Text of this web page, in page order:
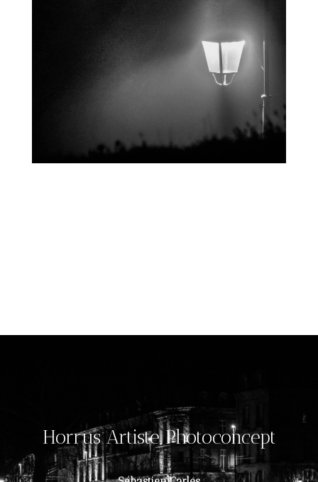
Horrus Artiste Photoconcept